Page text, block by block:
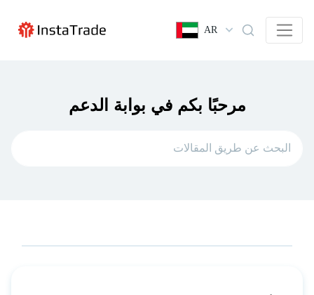
AR
مرحبًا بكم في بوابة الدعم